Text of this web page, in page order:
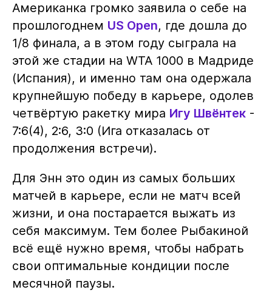
Американка громко заявила о себе на
прошлогоднем US Open, где дошла до
1/8 финала, а в этом году сыграла на
этой же стадии на WTA 1000 в Мадриде
(Испания), и именно там она одержала
крупнейшую победу в карьере, одолев
четвёртую ракетку мира Игу Швёнтек-
7:6(4), 2:6, 3:0 (Ига отказалась от
продолжения встречи).
Для Энн это один из самых больших
матчей в карьере, если не матч всей
жизни, и она постарается выжать из
себя максимум. Тем более Рыбакиной
всё ещё нужно время, чтобы набрать
свои оптимальные кондиции после
месячной паузы.